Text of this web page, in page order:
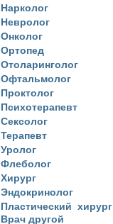
Нарколог
Невролог
Онколог
Ортопед
Отоларинголог
Офтальмолог
Проктолог
Психотерапевт
Сексолог
Терапевт
Уролог
Флеболог
Хирург
Эндокринолог
Пластический хирург
Врач другой